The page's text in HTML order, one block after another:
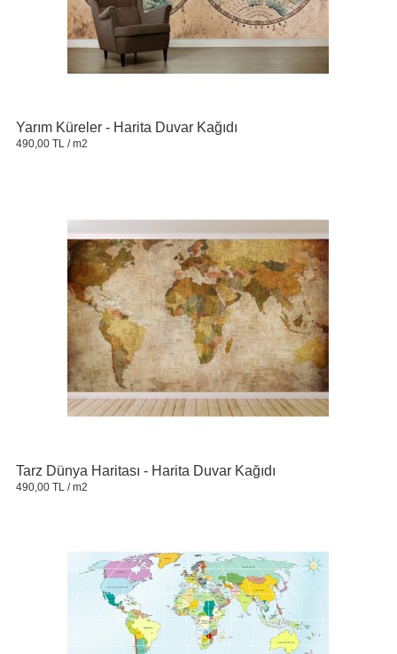
Yarım Küreler - Harita Duvar Kağıdı
490,00 TL / m2
Tarz Dünya Haritası - Harita Duvar Kağıdı
490,00 TL / m2